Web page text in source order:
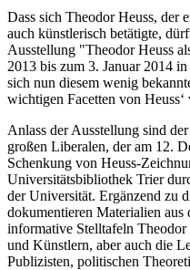
Dass sich Theodor Heuss, der
auch künstlerisch betätigte,
Ausstellung "Theodor Heuss
2013 bis zum 3. Januar 2014
sich nun diesem wenig
wichtigen Facetten von
Anlass der Ausstellung sind
großen Liberalen, der am 12.
Schenkung von Heuss-
Universitätsbibliothek Trier
der Universität. Ergänzend zu
dokumentieren Materialien
informative Stelltafeln Theodor
und Künstlern, aber auch die
Publizisten, politischen